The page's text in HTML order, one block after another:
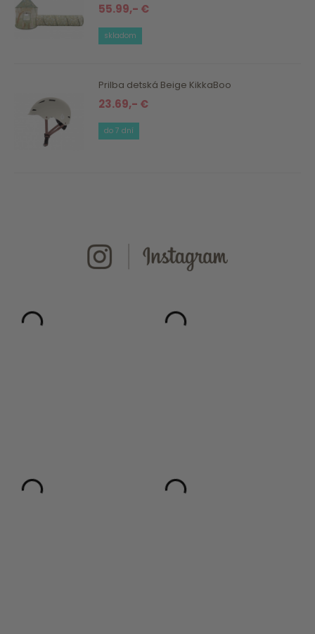
55.99,- €
skladom
Prilba detská Beige KikkaBoo
23.69,- €
do 7 dní